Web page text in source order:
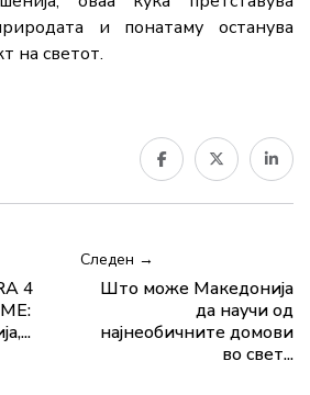
и понатаму останува
на светот.
4
Следен →
Што може Македонија
да научи од
најнеобичните домови
во свет...